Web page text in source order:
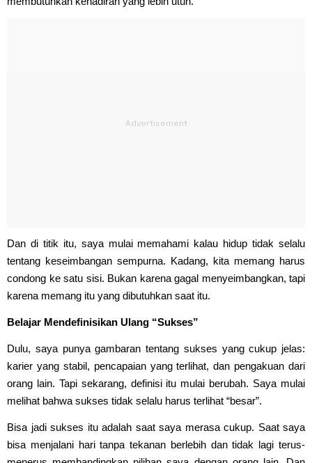
Dan di titik itu, saya mulai memahami kalau hidup tidak selalu
tentang keseimbangan sempurna. Kadang, kita memang harus
condong ke satu sisi. Bukan karena gagal menyeimbangkan, tapi
karena memang itu yang dibutuhkan saat itu.
Belajar Mendefinisikan Ulang “Sukses”
Dulu, saya punya gambaran tentang sukses yang cukup jelas:
karier yang stabil, pencapaian yang terlihat, dan pengakuan dari
orang lain. Tapi sekarang, definisi itu mulai berubah. Saya mulai
melihat bahwa sukses tidak selalu harus terlihat “besar”.
Bisa jadi sukses itu adalah saat saya merasa cukup. Saat saya
bisa menjalani hari tanpa tekanan berlebih dan tidak lagi terus-